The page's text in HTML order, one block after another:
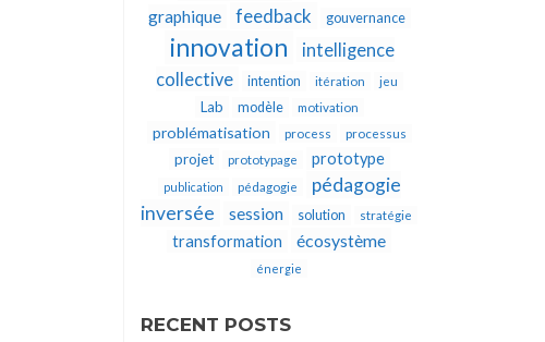
graphique
feedback gouvernance
innovation
intelligence
collective
intention itération jeu
Lab modèle motivation
problématisation process processus
projet prototypage prototype
publication pédagogie
pédagogie
inversée
session solution stratégie
transformation écosystème
énergie
RECENT POSTS